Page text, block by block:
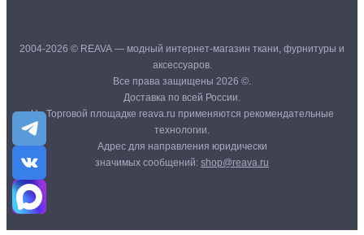
2004-2026 © REAVA — модный интернет-магазин ткани, фурнитуры и
аксессуаров.
Все права защищены 2026 ©.
Доставка по всей России.
На Торговой площадке reava.ru применяются рекомендательные
технологии.
Адрес для направления юридически
значимых сообщений: shop@reava.ru